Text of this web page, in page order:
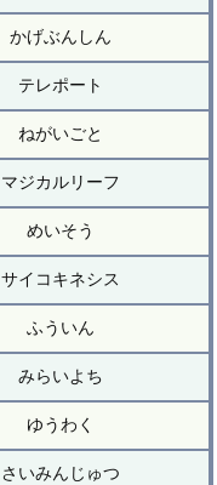
かげぶんしん
テレポート
ねがいごと
マジカルリーフ
めいそう
サイコキネシス
ふういん
みらいよち
ゆうわく
さいみんじゅつ